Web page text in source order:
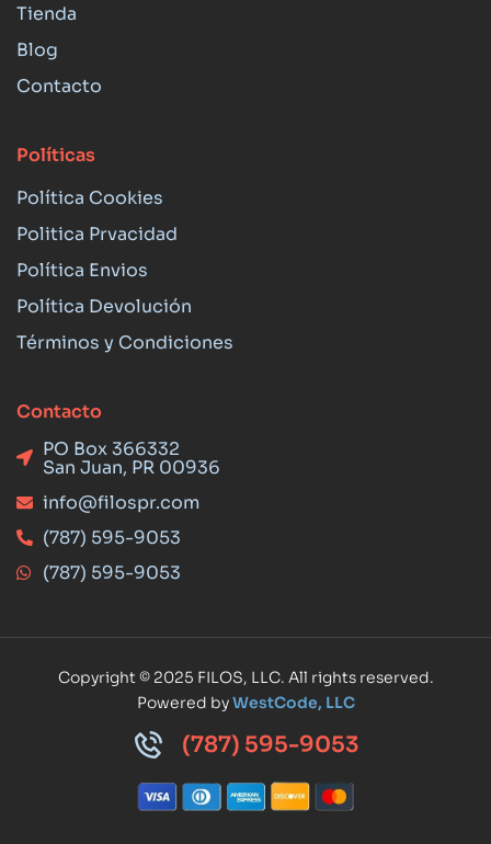
Tienda
Blog
Contacto
Políticas
Política Cookies
Politica Prvacidad
Política Envios
Política Devolución
Términos y Condiciones
Contacto
PO Box 366332
San Juan, PR 00936
info@filospr.com
(787) 595-9053
(787) 595-9053
Copyright © 2025 FILOS, LLC. All rights reserved.
Powered byWestCode, LLC
(787) 595-9053